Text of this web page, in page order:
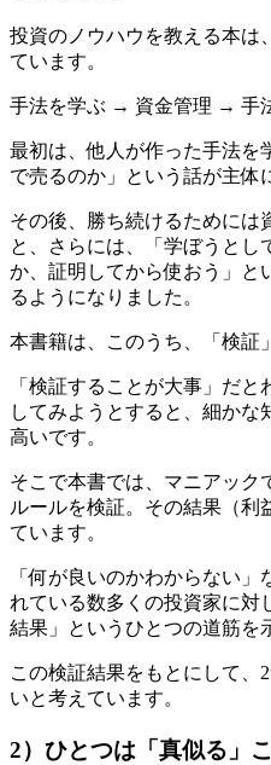
投資のノウハウを教える本は
ています。
手法を学ぶ → 資金管理 → 手
最初は、他人が作った手法を
で売るのか」という話が主体
その後、勝ち続けるためには
と、さらには、「学ぼうとし
か、証明してから使おう」と
るようになりました。
本書籍は、このうち、「検証
「検証することが大事」だ
してみようとすると、細かな
高いです。
そこで本書では、マニアック
ルールを検証。その結果（利
ています。
「何が良いのかわからない
れている数多くの投資家に対
結果」というひとつの道筋を
この検証結果をもとにして、
いと考えています。
2）ひとつは「真似る」